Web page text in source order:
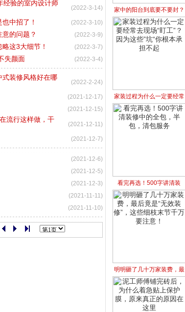
经验的室内设计师
(2022-3-14)
中招了！ (2022-3-10)
的问题？ (2022-3-9)
这3大细节！ (2022-3-7)
失颜面 (2022-3-4)
式装修风格好在哪
(2022-2-24)
(2021-12-17)
(2021-12-15)
流行这样做，干
(2021-12-11)
(2021-12-7)
(2021-12-6)
(2021-12-5)
(2021-12-3)
(2021-11-11)
(2021-11-10)
家中的阳台到底要不要封？
家装过程为什么一定要经常
看完再选！500字讲清装
明明砸了几十万家装费，最